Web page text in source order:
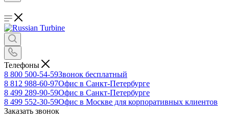
Телефоны
8 800 500-54-59Звонок бесплатный
8 812 988-60-97Офис в Санкт-Петербурге
8 499 289-90-59Офис в Санкт-Петербурге
8 499 552-30-59Офис в Москве для корпоративных клиентов
Заказать звонок